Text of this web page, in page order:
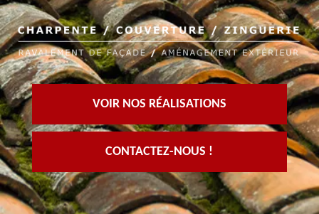
VOIR NOS RÉALISATIONS
CONTACTEZ-NOUS !